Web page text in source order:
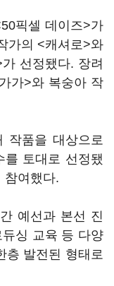
픽셀 데이즈>가
가의 <캐셔로>와
선정됐다. 장려
가>와 복숭아 작
작품을 대상으로
를 토대로 선정됐
참여했다.
예선과 본선 진
싱 교육 등 다양
층 발전된 형태로